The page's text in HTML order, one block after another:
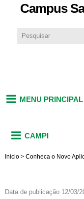
Campus
MENU PRINCIPAL
CAMPI
Início > Conheca o Novo
Data de publicação 12/03/